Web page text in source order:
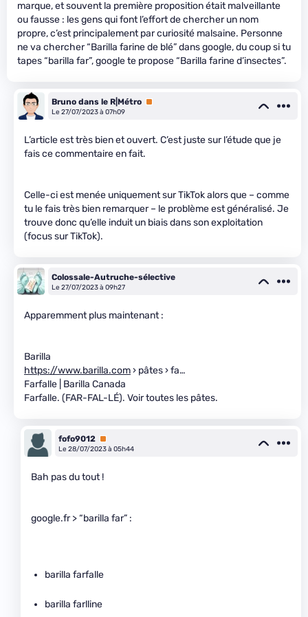
marque, et souvent la première proposition était malveillante
ou fausse : les gens qui font l’effort de chercher un nom
propre, c’est principalement par curiosité malsaine. Personne
ne va chercher “Barilla farine de blé” dans google, du coup si tu
tapes “barilla far”, google te propose “Barilla farine d’insectes”.
Bruno dans le R|Métro Premium
Le 27/07/2023 à 07h09
L’article est très bien et ouvert. C’est juste sur l’étude que je
fais ce commentaire en fait.
Celle-ci est menée uniquement sur TikTok alors que – comme
tu le fais très bien remarquer – le problème est généralisé. Je
trouve donc qu’elle induit un biais dans son exploitation
(focus sur TikTok).
Colossale-Autruche-sélective
Le 27/07/2023 à 09h27
Apparemment plus maintenant :
Barilla
https://www.barilla.com› pâtes › fa…
Farfalle | Barilla Canada
Farfalle. (FAR-FAL-LÉ). Voir toutes les pâtes.
fofo9012 Premium
Le 28/07/2023 à 05h44
Bah pas du tout !
google.fr > “barilla far” :
barilla farfalle
barilla farlline